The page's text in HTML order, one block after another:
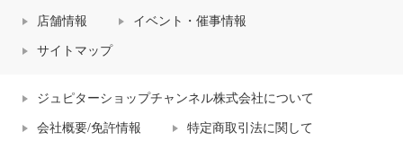
店舗情報 イベント・催事情報
サイトマップ
ジュピターショップチャンネル株式会社について
会社概要/免許情報 特定商取引法に関して